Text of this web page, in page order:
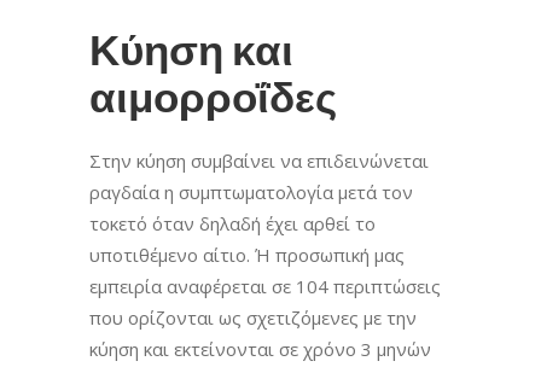
Κύηση και
αιμορροΐδες
Στην κύηση συμβαίνει να επιδεινώνεται
ραγδαία η συμπτωματολογία μετά τον
τοκετό όταν δηλαδή έχει αρθεί το
υποτιθέμενο αίτιο. Ή προσωπική μας
εμπειρία αναφέρεται σε 104 περιπτώσεις
που ορίζονται ως σχετιζόμενες με την
κύηση και εκτείνονται σε χρόνο 3 μηνών